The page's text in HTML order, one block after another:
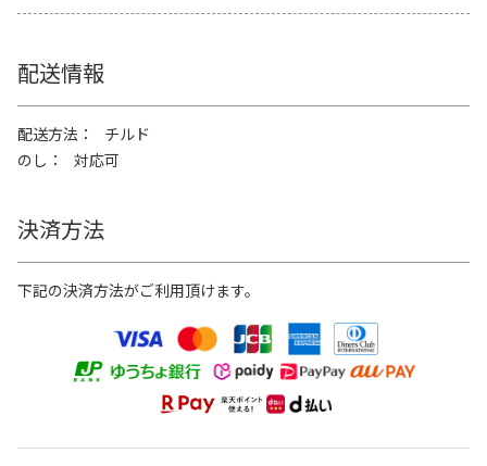
配送情報
配送方法
チルド
のし
対応可
決済方法
下記の決済方法がご利用頂けます。